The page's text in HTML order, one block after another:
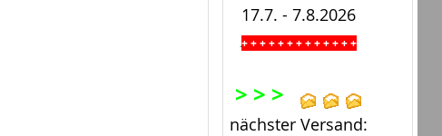
17.7. - 7.8.2026
.+ + + + + + + + + + + + +
> > >
nächster Versand: